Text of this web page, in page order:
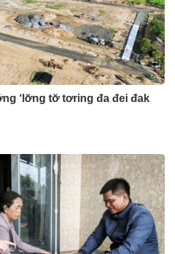
‘lơ̆ng tơ̆ tơring đa đei đak